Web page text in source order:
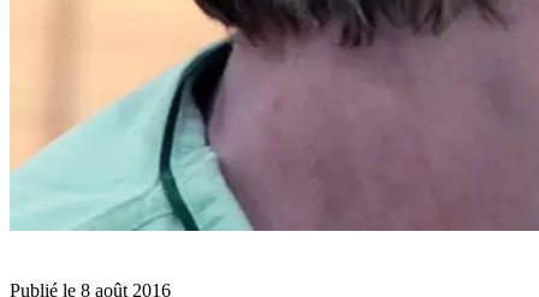
Publié le 8 août 2016